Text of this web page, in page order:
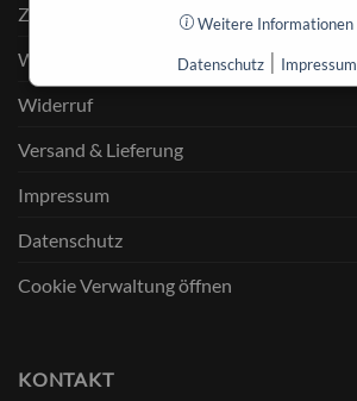
Zahlungsweisen
Widerruf für digitale Inhalte
Widerruf
Versand & Lieferung
Impressum
Datenschutz
Cookie Verwaltung öffnen
KONTAKT
Weitere Informationen
Datenschutz| Impressum